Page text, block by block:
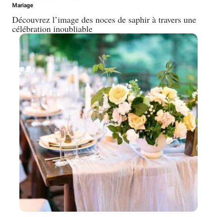
Mariage
Découvrez l’image des noces de saphir à travers une
célébration inoubliable